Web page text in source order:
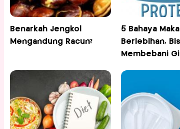
Benarkah Jengkol
Mengandung Racun?
5 Bahaya
Berlebihan,
Membebani